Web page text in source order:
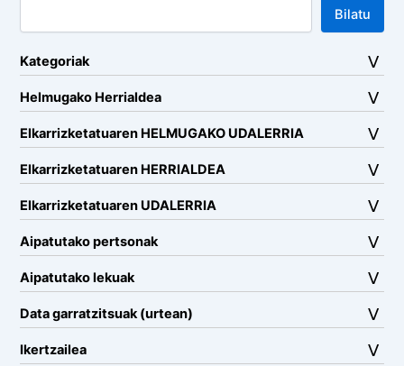
Bilatu
Kategoriak
Helmugako Herrialdea
Elkarrizketatuaren HELMUGAKO UDALERRIA
Elkarrizketatuaren HERRIALDEA
Elkarrizketatuaren UDALERRIA
Aipatutako pertsonak
Aipatutako lekuak
Data garratzitsuak (urtean)
Ikertzailea